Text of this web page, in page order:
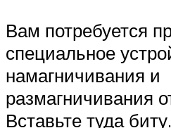
Вам потребуется
специальное
намагничивания и
размагничивания
Вставьте туда